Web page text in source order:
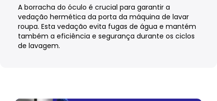
A borracha do óculo é crucial para garantir a
vedação hermética da porta da máquina de lavar
roupa. Esta vedação evita fugas de água e mantém
também a eficiência e segurança durante os ciclos
de lavagem.